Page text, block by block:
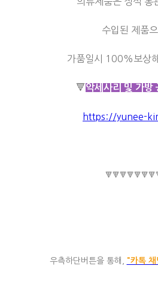
수입된 제품
가품일시 100%보상
🔻 악세사리 및 가방
https://yunee-
우측하단버튼을 통해, "카톡 채